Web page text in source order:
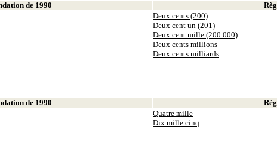
de 1990
Deux cents (200)
Deux cent un (201)
Deux cent mille (200 000)
Deux cents millions
Deux cents milliards
de 1990
Quatre mille
Dix mille cinq